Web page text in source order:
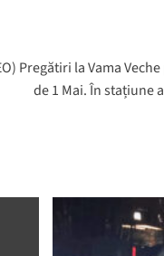
Pregătiri la Vama
de 1 Mai. În stațiune